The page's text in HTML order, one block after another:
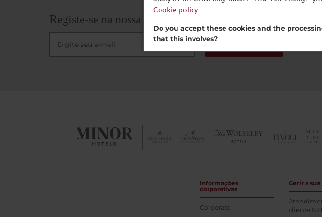
Registe-se na nossa Newsletter
Informações
corporativas
Corporate
Gerir a
cliente NH
Cookie policy.
Do you accept these cookies and the
that this involves?